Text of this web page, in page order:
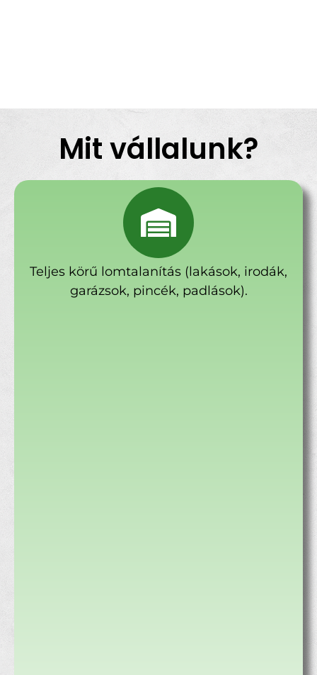
Mit vállalunk?
Teljes körű lomtalanítás (lakások, irodák,
garázsok, pincék, padlások).